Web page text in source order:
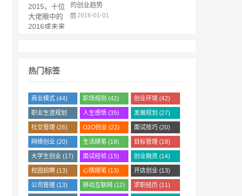
的创业趋势
2016-01-01
热门标签
商业模式 (44) 职场规则 (42) 创业环境 (42)
职业生涯规划
(37)
人生感悟(35) 发展规划 (27)
社交管理 (26) O2O创业(22) 面试技巧 (20)
网络创业 (20) 生活随笔(18) 目标管理 (18)
大学生创业 (17) 面试经验(15) 创业融资 (14)
校园招聘 (13) 心情随笔(13) 开店创业 (13)
公司管理 (13) 移动互联网 (12) 求职经历 (11)